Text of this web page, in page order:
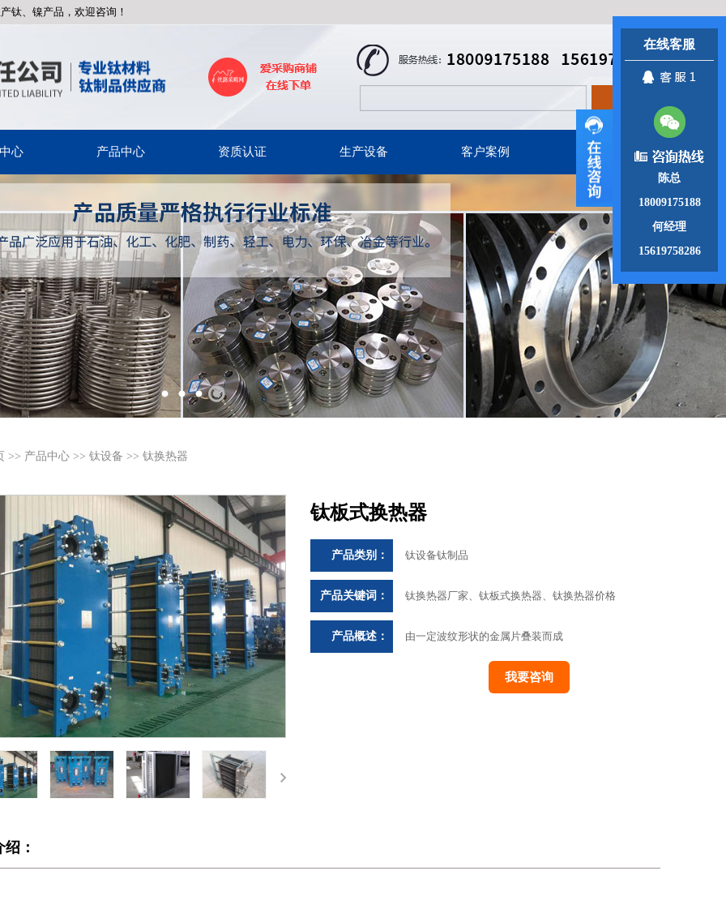
钛、镍产品，欢迎咨询！
心 产品中心 资质认证 生产设备 客户案例 联系我们
>> 产品中心 >> 钛设备 >> 钛换热器
钛板式换热器
产品类别： 钛设备钛制品
产品关键词： 钛换热器厂家、钛板式换热器、钛换热器价格
产品概述： 由一定波纹形状的金属片叠装而成
我要咨询
：
在线客服
陈总
18009175188
何经理
15619758286